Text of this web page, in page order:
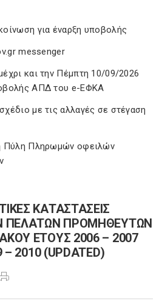
για έναρξη υποβολής
messenger
και την Πέμπτη 10/09/2026
ΑΠΔ του e-ΕΦΚΑ
με τις αλλαγές σε στέγαση
Πύλη Πληρωμών οφειλών
ΚΑΤΑΣΤΑΣΕΙΣ
ΠΕΛΑΤΩΝ ΠΡΟΜΗΘΕΥΤΩΝ
ΕΤΟΥΣ 2006 – 2007
2010 (UPDATED)